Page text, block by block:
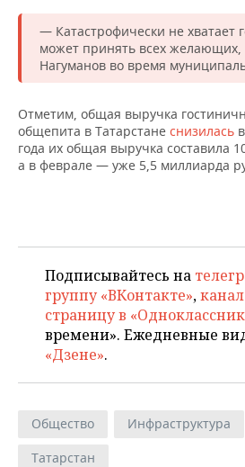
ВОЛЕЙБОЛ
КИБЕРСПОРТ
ФИГУРНОЕ КАТАНИЕ
ВОДНЫЕ ВИДЫ СПОРТА
ИСТОРИЯ
КУЛЬТУРА
МЕДИЦИНА
ОБРАЗОВАНИЕ
СПИСОК ПЕРСОН
СПИСОК КОМПАНИЙ
ПОЛНАЯ ВЕРСИЯ
— Катастрофически не хватает
может принять всех
Нагуманов во время
Отметим, общая выручка
общепита в Татарстане снизилась
года их общая выручка составила
а в феврале — уже 5,5 миллиарда
Подписывайтесь на
группу «ВКонтакте»,
страницу в
времени». Ежедневные
«Дзене».
Общество Инфраструктура
Татарстан